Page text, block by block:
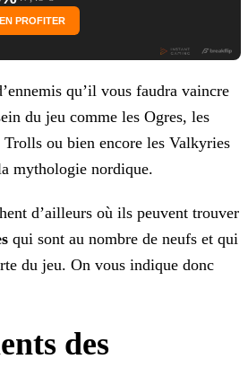
EN PROFITER
qu’il vous faudra vaincre
du jeu comme les Ogres, les
ou bien encore les Valkyries
mythologie nordique.
d’ailleurs où ils peuvent trouver
qui sont au nombre de neufs et qui
du jeu. On vous indique donc
des